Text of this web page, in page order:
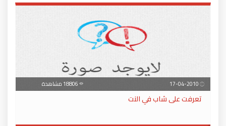
تعرفت على شاب في النت